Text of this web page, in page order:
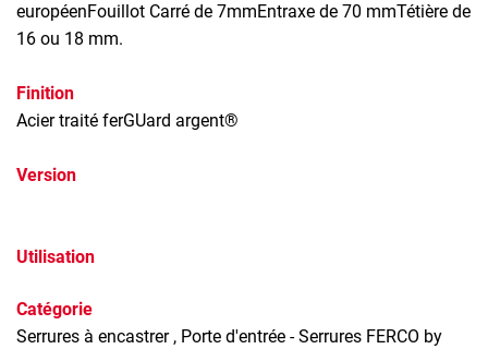
européenFouillot Carré de 7mmEntraxe de 70 mmTétière de
16 ou 18 mm.
Finition
Acier traité ferGUard argent®
Version
Utilisation
Catégorie
Serrures à encastrer , Porte d'entrée - Serrures FERCO by